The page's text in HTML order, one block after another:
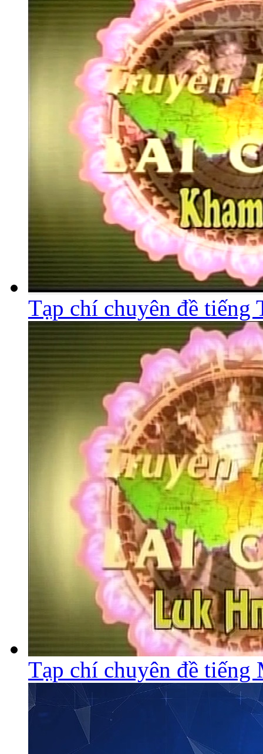
Tạp chí chuyên đề tiếng
Tạp chí chuyên đề